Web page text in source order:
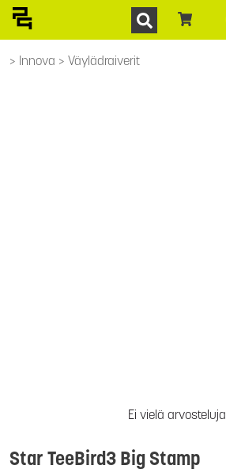
Innova Väylädraiverit
Ei vielä arvosteluja
Star TeeBird3 Big Stamp